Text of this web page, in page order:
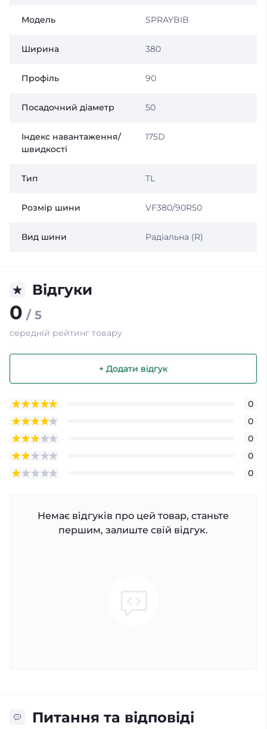
Модель SPRAYBIB
Ширина 380
Профіль 90
Посадочний діаметр 50
Індекс навантаження/
швидкості
175D
Тип TL
Розмір шини VF380/90R50
Вид шини Радіальна (R)
Відгуки
0 / 5
середній рейтинг товару
+ Додати відгук
0
0
0
0
0
Немає відгуків про цей товар, станьте
першим, залиште свій відгук.
Питання та відповіді